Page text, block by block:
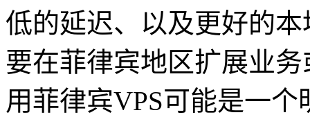
低的延迟、以及更好的
要在菲律宾地区扩展业
用菲律宾VPS可能是一个